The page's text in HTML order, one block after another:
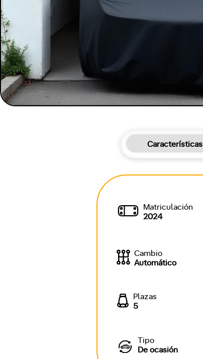
Características
Matriculación
2024
Cambio
Automático
Plazas
5
Tipo
De ocasión